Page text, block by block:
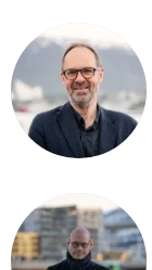
Bilde
Bilde